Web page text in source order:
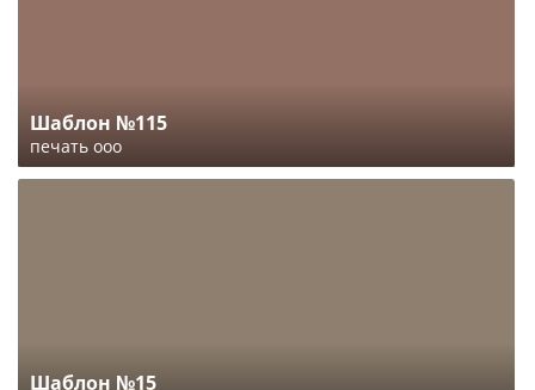
Шаблон №115
печать ооо
Шаблон №15